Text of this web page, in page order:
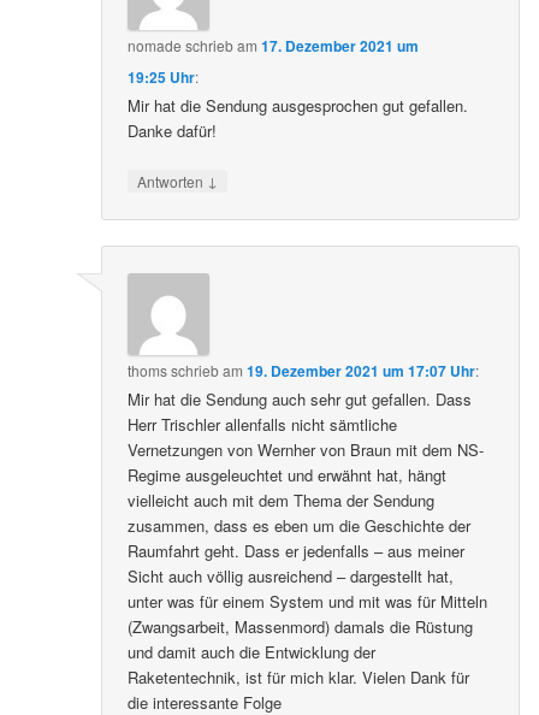
nomade schriebam17. Dezember 2021 um
19:25 Uhr:
Mir hat die Sendung ausgesprochen gut gefallen.
Danke dafür!
Antworten ↓
thomsschriebam19. Dezember 2021 um 17:07 Uhr:
Mir hat die Sendung auch sehr gut gefallen. Dass
Herr Trischler allenfalls nicht sämtliche
Vernetzungen von Wernher von Braun mit dem NS-
Regime ausgeleuchtet und erwähnt hat, hängt
vielleicht auch mit dem Thema der Sendung
zusammen, dass es eben um die Geschichte der
Raumfahrt geht. Dass er jedenfalls – aus meiner
Sicht auch völlig ausreichend – dargestellt hat,
unter was für einem System und mit was für Mitteln
(Zwangsarbeit, Massenmord) damals die Rüstung
und damit auch die Entwicklung der
Raketentechnik, ist für mich klar. Vielen Dank für
die interessante Folge